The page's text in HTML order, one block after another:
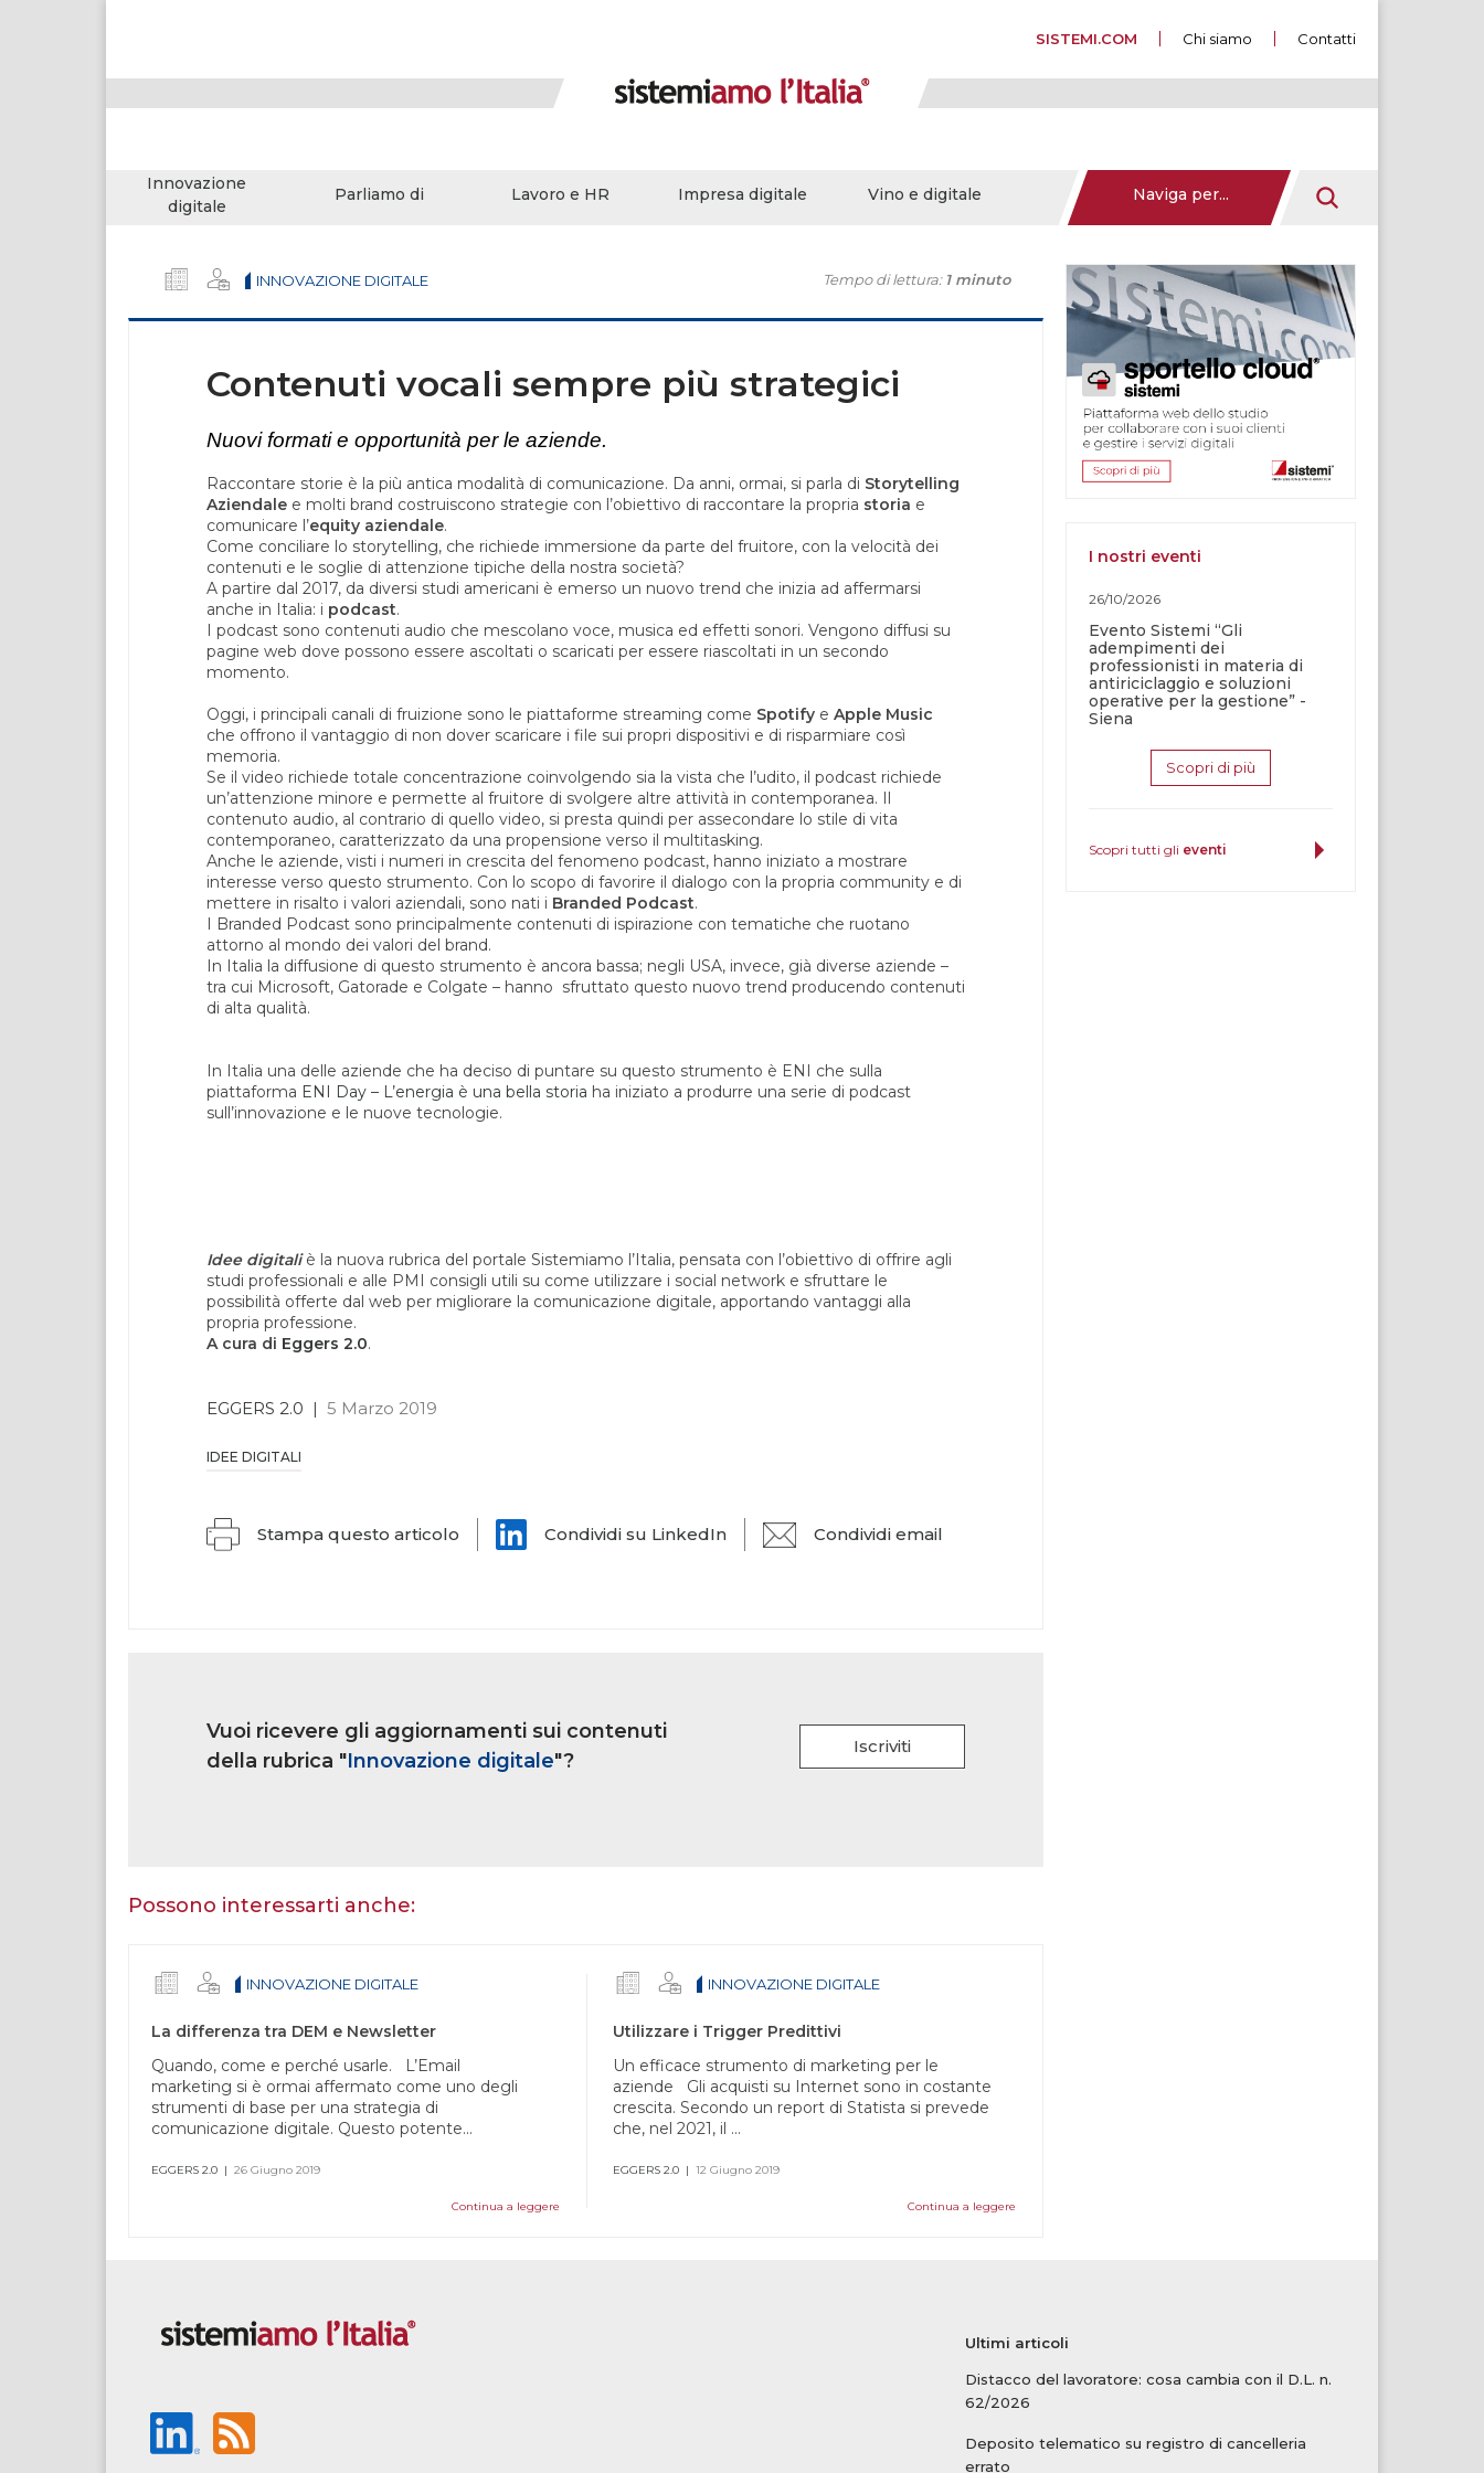
SISTEMI.COM Chi siamo Contatti
Innovazione
digitale
Parliamo di Lavoro e HR Impresa digitale Vino e digitale Naviga per...
INNOVAZIONE DIGITALE Tempo di lettura: 1 minuto
Contenuti vocali sempre più strategici
Nuovi formati e opportunità per le aziende.
Raccontare storie è la più antica modalità di comunicazione. Da anni, ormai, si parla di Storytelling
Aziendale e molti brand costruiscono strategie con l’obiettivo di raccontare la propria storia e
comunicare l’equity aziendale.
Come conciliare lo storytelling, che richiede immersione da parte del fruitore, con la velocità dei
contenuti e le soglie di attenzione tipiche della nostra società?
A partire dal 2017, da diversi studi americani è emerso un nuovo trend che inizia ad affermarsi
anche in Italia: i podcast.
I podcast sono contenuti audio che mescolano voce, musica ed effetti sonori. Vengono diffusi su
pagine web dove possono essere ascoltati o scaricati per essere riascoltati in un secondo
momento.
Oggi, i principali canali di fruizione sono le piattaforme streaming come Spotify e Apple Music
che offrono il vantaggio di non dover scaricare i file sui propri dispositivi e di risparmiare così
memoria.
Se il video richiede totale concentrazione coinvolgendo sia la vista che l’udito, il podcast richiede
un’attenzione minore e permette al fruitore di svolgere altre attività in contemporanea. Il
contenuto audio, al contrario di quello video, si presta quindi per assecondare lo stile di vita
contemporaneo, caratterizzato da una propensione verso il multitasking.
Anche le aziende, visti i numeri in crescita del fenomeno podcast, hanno iniziato a mostrare
interesse verso questo strumento. Con lo scopo di favorire il dialogo con la propria community e di
mettere in risalto i valori aziendali, sono nati i Branded Podcast.
I Branded Podcast sono principalmente contenuti di ispirazione con tematiche che ruotano
attorno al mondo dei valori del brand.
In Italia la diffusione di questo strumento è ancora bassa; negli USA, invece, già diverse aziende –
tra cui Microsoft, Gatorade e Colgate – hanno sfruttato questo nuovo trend producendo contenuti
di alta qualità.
In Italia una delle aziende che ha deciso di puntare su questo strumento è ENI che sulla
piattaforma ENI Day – L’energia è una bella storia ha iniziato a produrre una serie di podcast
sull’innovazione e le nuove tecnologie.
Idee digitaliè la nuova rubrica del portale Sistemiamo l’Italia, pensata con l’obiettivo di offrire agli
studi professionali e alle PMI consigli utili su come utilizzare i social network e sfruttare le
possibilità offerte dal web per migliorare la comunicazione digitale, apportando vantaggi alla
propria professione.
A cura di Eggers 2.0.
EGGERS 2.0 | 5 Marzo 2019
IDEE DIGITALI
Stampa questo articolo Condividi su LinkedIn Condividi email
Vuoi ricevere gli aggiornamenti sui contenuti
della rubrica "Innovazione digitale"?
Iscriviti
essere
questo
campo
Possono interessarti anche:
INNOVAZIONE DIGITALE
La differenza tra DEM e Newsletter
Quando, come e perché usarle. L’Email
marketing si è ormai affermato come uno degli
strumenti di base per una strategia di
comunicazione digitale. Questo potente...
EGGERS 2.0 | 26 Giugno 2019
Continua a leggere
INNOVAZIONE DIGITALE
Utilizzare i Trigger Predittivi
Un efficace strumento di marketing per le
aziende Gli acquisti su Internet sono in costante
crescita. Secondo un report di Statista si prevede
che, nel 2021, il ...
EGGERS 2.0| 12 Giugno 2019
Continua a leggere
I nostri eventi
26/10/2026
Evento Sistemi “Gli
adempimenti dei
professionisti in materia di
antiriciclaggio e soluzioni
operative per la gestione” -
Siena
Scopri di più
Scopri tutti gli eventi
Ultimi articoli
Distacco del lavoratore: cosa cambia con il D.L. n.
62/2026
Deposito telematico su registro di cancelleria
errato